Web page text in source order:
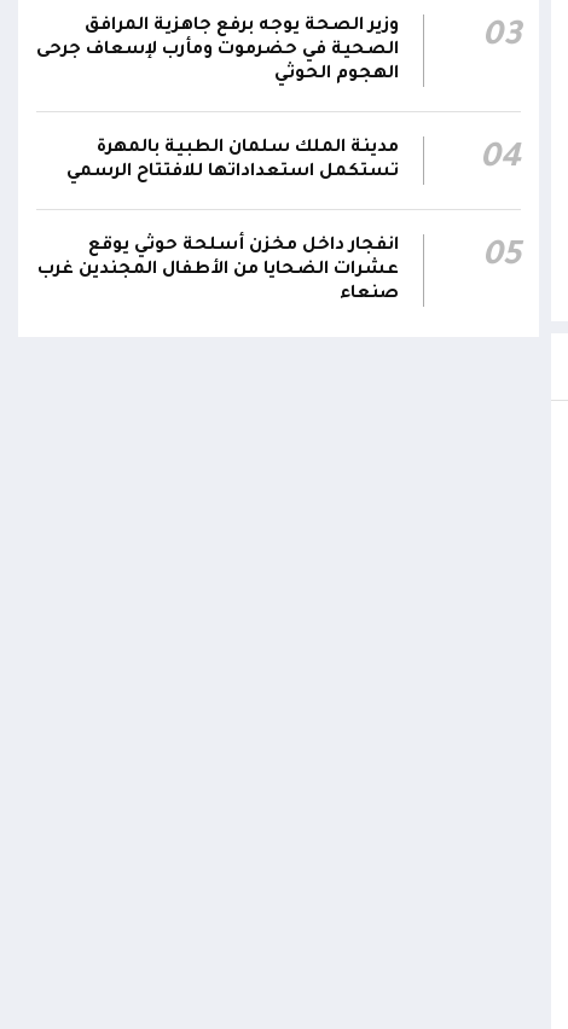
15:22
وزير الصحة: القصف الحوثي استهدف أحياءً
سكنية ومخيماتٍ للنازحين في مأرب وخلف
شهيدين و14 جريحاً
03
وزير الصحة يوجه برفع جاهزية المرافق
الصحية في حضرموت ومأرب لإسعاف جرحى
الهجوم الحوثي
04
مدينة الملك سلمان الطبية بالمهرة
تستكمل استعداداتها للافتتاح الرسمي
05
انفجار داخل مخزن أسلحة حوثي يوقع
عشرات الضحايا من الأطفال المجندين غرب
صنعاء